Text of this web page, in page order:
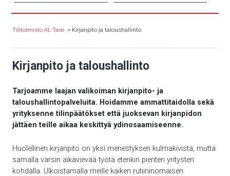
Tilitoimisto AL-Tase Kirjanpito ja taloushallinto
Kirjanpito ja taloushallinto
Tarjoamme laajan valikoiman kirjanpito- ja
taloushallintopalveluita. Hoidamme ammattitaidolla sekä
yrityksenne tilinpäätökset että juoksevan kirjanpidon
jättäen teille aikaa keskittyä ydinosaamiseenne.
Huolellinen kirjanpito on yksi menestyksen kulmakivistä, mutta
samalla varsin aikavievää työtä etenkin pienten yritysten
kohdalla. Ulkoistamalla meille kaiken rutiininomaisen